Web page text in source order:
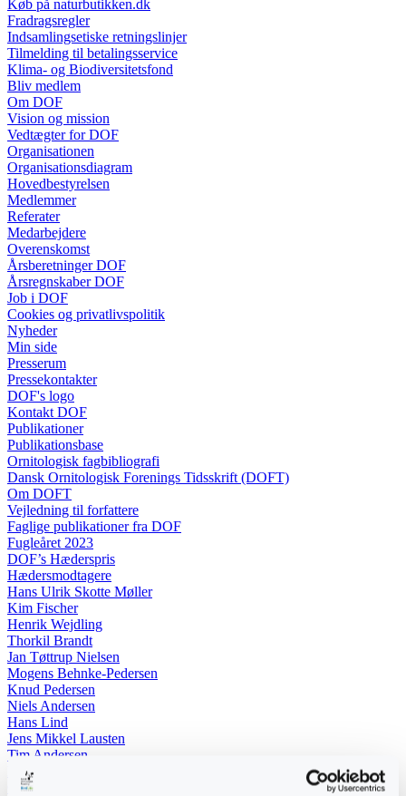
Køb på naturbutikken.dk
Fradragsregler
Indsamlingsetiske retningslinjer
Tilmelding til betalingsservice
Klima- og Biodiversitetsfond
Bliv medlem
Om DOF
Vision og mission
Vedtægter for DOF
Organisationen
Organisationsdiagram
Hovedbestyrelsen
Medlemmer
Referater
Medarbejdere
Overenskomst
Årsberetninger DOF
Årsregnskaber DOF
Job i DOF
Cookies og privatlivspolitik
Nyheder
Min side
Presserum
Pressekontakter
DOF's logo
Kontakt DOF
Publikationer
Publikationsbase
Ornitologisk fagbibliografi
Dansk Ornitologisk Forenings Tidsskrift (DOFT)
Om DOFT
Vejledning til forfattere
Faglige publikationer fra DOF
Fugleåret 2023
DOF’s Hæderspris
Hædersmodtagere
Hans Ulrik Skotte Møller
Kim Fischer
Henrik Wejdling
Thorkil Brandt
Jan Tøttrup Nielsen
Mogens Behnke-Pedersen
Knud Pedersen
Niels Andersen
Hans Lind
Jens Mikkel Lausten
Tim Andersen
Per Janfelt
Christian Hjorth